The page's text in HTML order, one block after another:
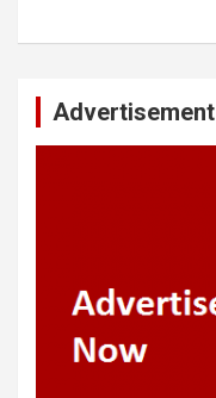
Advertisement